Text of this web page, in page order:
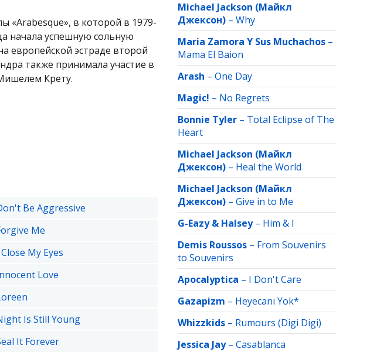
«Arabesque», в которой в 1979-
начала успешную сольную
европейской эстраде второй
также принимала участие в
Крету.
Be Aggressive
Me
My Eyes
Love
Is Still Young
It Forever
Michael Jackson (Майкл
Джексон) – Why
Maria Zamora Y Sus Muchachos –
Mama El Baion
Arash – One Day
Magic! – No Regrets
Bonnie Tyler – Total Eclipse of The
Heart
Michael Jackson (Майкл
Джексон) – Heal the World
Michael Jackson (Майкл
Джексон) – Give in to Me
G-Eazy & Halsey– Him & I
Demis Roussos – From Souvenirs
to Souvenirs
Apocalyptica – I Don't Care
Gazapizm – Heyecanı Yok*
Whizzkids – Rumours (Digi Digi)
Jessica Jay– Casablanсa